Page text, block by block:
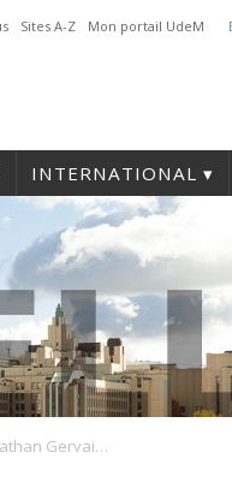
Sites A-Z Mon portail UdeM
INTERNATIONAL
France Piotte, Jonathan GervaisHuppé, Sylvie Nadeau